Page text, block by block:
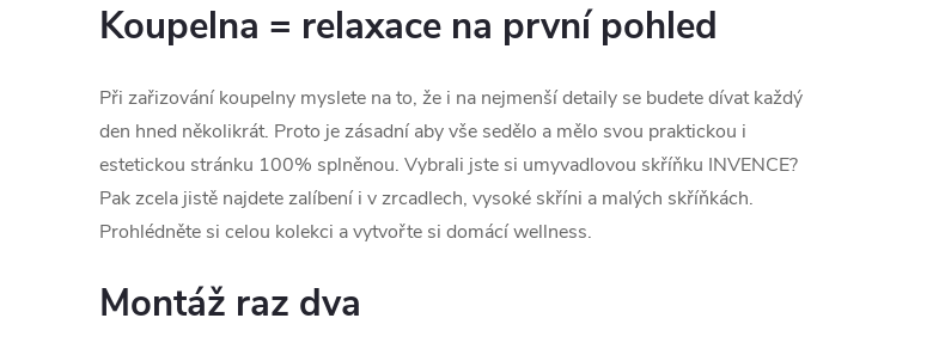
Koupelna = relaxace na první pohled
Při zařizování koupelny myslete na to, že i na nejmenší detaily se budete dívat každý
den hned několikrát. Proto je zásadní aby vše sedělo a mělo svou praktickou i
estetickou stránku 100% splněnou. Vybrali jste si umyvadlovou skříňku INVENCE?
Pak zcela jistě najdete zalíbení i v zrcadlech, vysoké skříni a malých skříňkách.
Prohlédněte si celou kolekci a vytvořte si domácí wellness.
Montáž raz dva